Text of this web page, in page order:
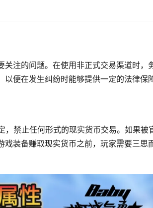
关注的问题。在使用非正式交易渠道时，
以便在发生纠纷时能够提供一定的法律保